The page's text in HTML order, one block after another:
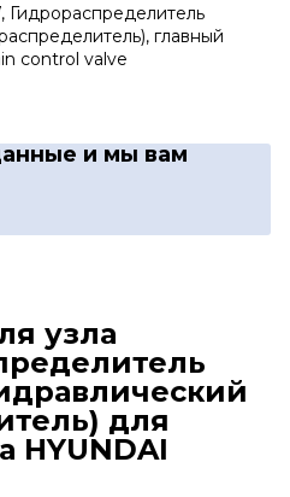
Гидрораспределитель
главный
control valve
и мы вам
узла
для
HYUNDAI